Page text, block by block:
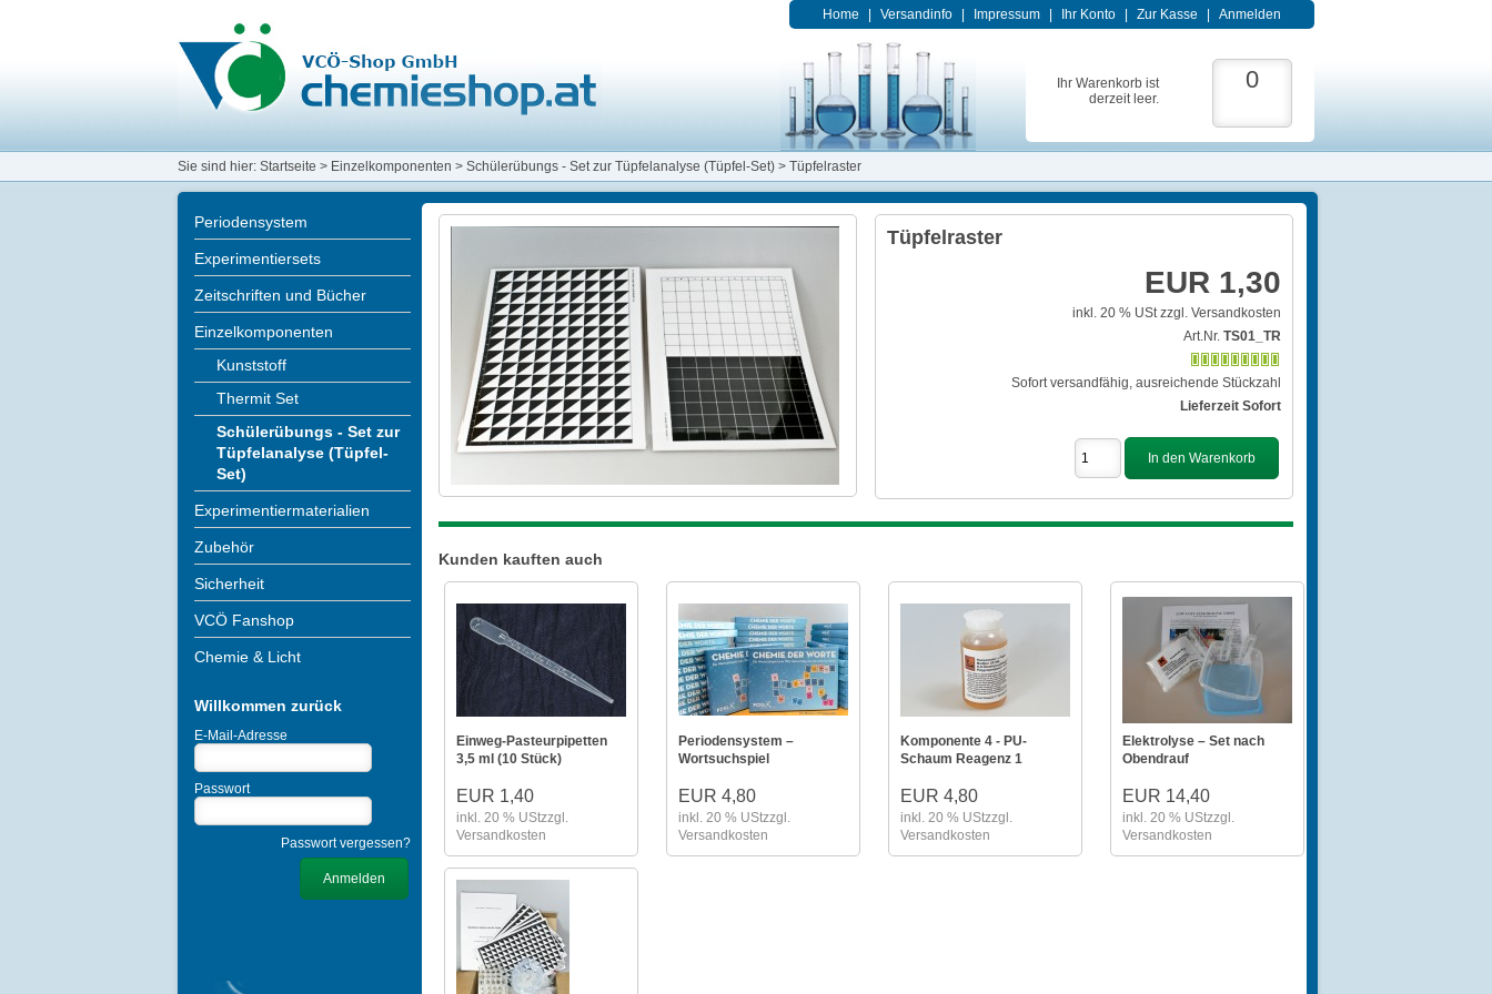
Home Versandinfo Impressum Ihr Konto Zur Kasse Anmelden
Ihr Warenkorb ist
derzeit leer.
0
Sie sind hier: Startseite > Einzelkomponenten > Schülerübungs - Set zur Tüpfelanalyse (Tüpfel-Set) > Tüpfelraster
Periodensystem
Experimentiersets
Zeitschriften und Bücher
Einzelkomponenten
Kunststoff
Thermit Set
Schülerübungs - Set zur
Tüpfelanalyse (Tüpfel-
Set)
Experimentiermaterialien
Zubehör
Sicherheit
VCÖ Fanshop
Chemie & Licht
Willkommen zurück
E-Mail-Adresse
Passwort
Passwort vergessen?
Tüpfelraster
EUR 1,30
inkl. 20 % UStzzgl. Versandkosten
Art.Nr. TS01_TR
Sofort versandfähig, ausreichende Stückzahl
Lieferzeit Sofort
Kunden kauften auch
Einweg-Pasteurpipetten
3,5 ml (10 Stück)
EUR 1,40
inkl. 20 % UStzzgl.
Versandkosten
Periodensystem –
Wortsuchspiel
EUR 4,80
inkl. 20 % UStzzgl.
Versandkosten
Komponente 4 - PU-
Schaum Reagenz 1
EUR 4,80
inkl. 20 % UStzzgl.
Versandkosten
Elektrolyse – Set nach
Obendrauf
EUR 14,40
inkl. 20 % UStzzgl.
Versandkosten